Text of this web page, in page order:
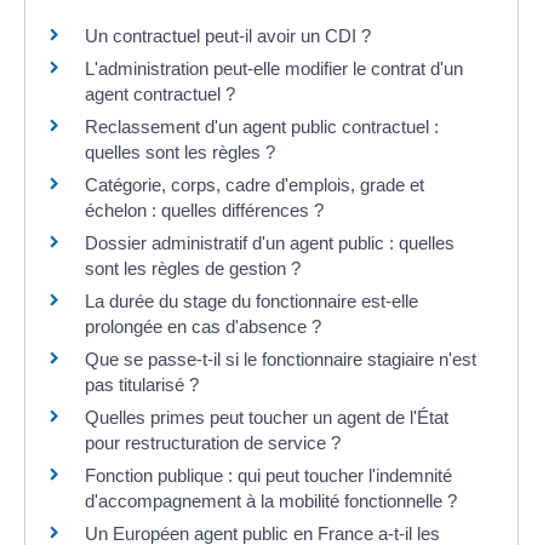
Un contractuel peut-il avoir un CDI ?
L'administration peut-elle modifier le contrat d'un
agent contractuel ?
Reclassement d'un agent public contractuel :
quelles sont les règles ?
Catégorie, corps, cadre d'emplois, grade et
échelon : quelles différences ?
Dossier administratif d'un agent public : quelles
sont les règles de gestion ?
La durée du stage du fonctionnaire est-elle
prolongée en cas d'absence ?
Que se passe-t-il si le fonctionnaire stagiaire n'est
pas titularisé ?
Quelles primes peut toucher un agent de l'État
pour restructuration de service ?
Fonction publique : qui peut toucher l'indemnité
d'accompagnement à la mobilité fonctionnelle ?
Un Européen agent public en France a-t-il les